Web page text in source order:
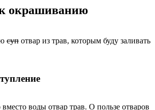
окрашиванию
суп отвар из трав, которым буду заливать
воды отвар трав. О пользе отваров